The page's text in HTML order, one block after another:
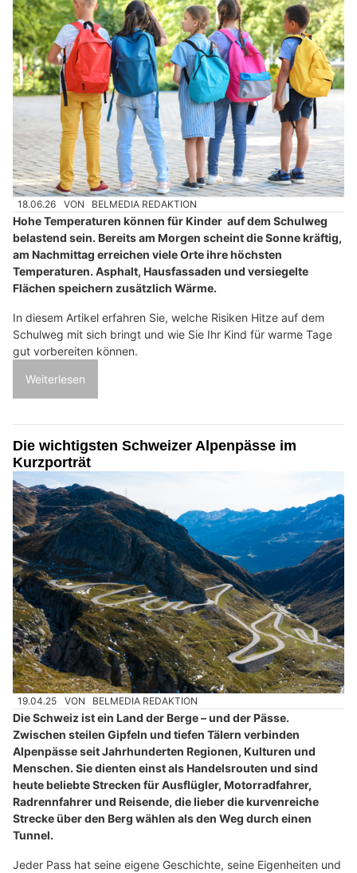
18.06.26 VON BELMEDIA REDAKTION
Hohe Temperaturen können für Kinder auf dem Schulweg
belastend sein. Bereits am Morgen scheint die Sonne kräftig,
am Nachmittag erreichen viele Orte ihre höchsten
Temperaturen. Asphalt, Hausfassaden und versiegelte
Flächen speichern zusätzlich Wärme.
In diesem Artikel erfahren Sie, welche Risiken Hitze auf dem
Schulweg mit sich bringt und wie Sie Ihr Kind für warme Tage
gut vorbereiten können.
Weiterlesen
Die wichtigsten Schweizer Alpenpässe im
Kurzporträt
19.04.25 VON BELMEDIA REDAKTION
Die Schweiz ist ein Land der Berge – und der Pässe.
Zwischen steilen Gipfeln und tiefen Tälern verbinden
Alpenpässe seit Jahrhunderten Regionen, Kulturen und
Menschen. Sie dienten einst als Handelsrouten und sind
heute beliebte Strecken für Ausflügler, Motorradfahrer,
Radrennfahrer und Reisende, die lieber die kurvenreiche
Strecke über den Berg wählen als den Weg durch einen
Tunnel.
Jeder Pass hat seine eigene Geschichte, seine Eigenheiten und